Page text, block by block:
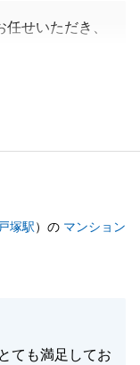
せいただき、
そのような点に
す。無事にご成
し上げます。
ください。
上げます。
塚駅）の マンション
ても満足してお